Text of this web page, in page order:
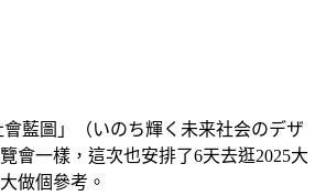
藍圖」（いのち輝く未来社会のデザ
會一樣，這次也安排了6天去逛2025大
做個參考。